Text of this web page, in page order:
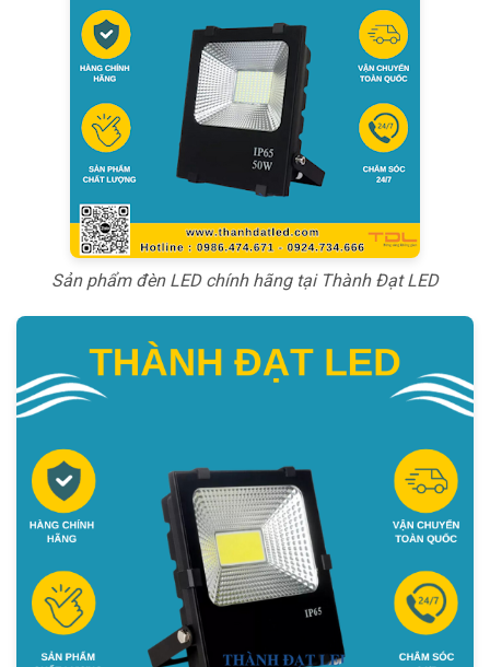
Sản phẩm đèn LED chính hãng tại Thành Đạt LED